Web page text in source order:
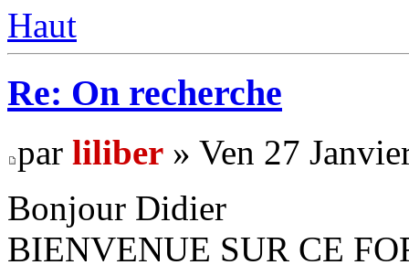
Haut
Re: On recherche
par liliber » Ven 27
Bonjour Didier
BIENVENUE SUR CE